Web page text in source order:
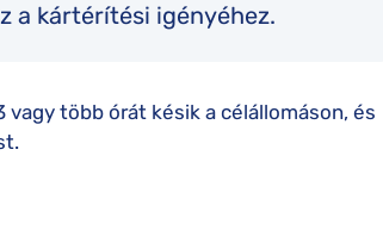
a kártérítési igényéhez.
több órát késik a célállomáson, és